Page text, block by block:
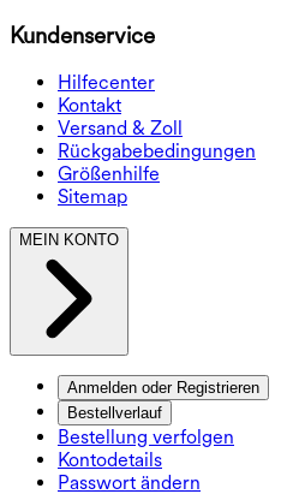
Kundenservice
Hilfecenter
Kontakt
Versand & Zoll
Rückgabebedingungen
Größenhilfe
Sitemap
MEIN KONTO
Anmelden oder Registrieren
Bestellverlauf
Bestellung verfolgen
Kontodetails
Passwort ändern